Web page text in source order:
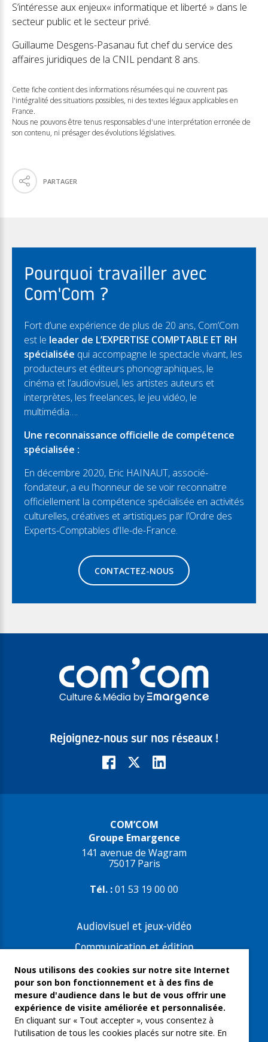
S’intéresse aux enjeux« informatique et liberté » dans le
secteur public et le secteur privé.
Guillaume Desgens-Pasanau fut chef du service des
affaires juridiques de la CNIL pendant 8 ans.
Cette fiche contient des informations résumées qui ne couvrent pas
l'intégralité des situations possibles, ni des textes légaux applicables en
France.
Nous ne pouvons être tenus responsables d'une interprétation erronée de
son contenu, ni présager des évolutions législatives.
PARTAGER
Pourquoi travailler avec
Com'Com ?
Fort d’une expérience de plus de 20 ans, Com’Com
est le leader de L’EXPERTISE COMPTABLE ET RH
spécialisée qui accompagne le spectacle vivant, les
producteurs et éditeurs phonographiques, le
cinéma et l’audiovisuel, les artistes auteurs et
interprètes, les freelances, le jeu vidéo, le
multimédia….
Une reconnaissance officielle de compétence
spécialisée :
En décembre 2020, Eric HAINAUT, associé-
fondateur, a eu l’honneur de se voir reconnaitre
officiellement la compétence spécialisée en activités
culturelles, créatives et artistiques par l’Ordre des
Experts-Comptables d’Ile-de-France.
CONTACTEZ-NOUS
Rejoignez-nous sur nos réseaux !
COM’COM
Groupe Emargence
141 avenue de Wagram
75017 Paris
Tél. :01 53 19 00 00
Audiovisuel et jeux-vidéo
Communication et édition
Freelances et artistes-auteurs
Musique et spectacles
Qui sommes-nous ?
Groupe Emargence
Nous utilisons des cookies sur notre site Internet
pour son bon fonctionnement et à des fins de
mesure d'audience dans le but de vous offrir une
expérience de visite améliorée et personnalisée.
En cliquant sur « Tout accepter », vous consentez à
l'utilisation de tous les cookies placés sur notre site. En